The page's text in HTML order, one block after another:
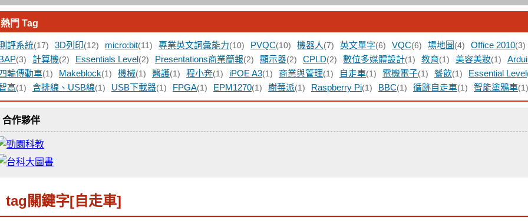
門 Tag
評系統(17) 3D列印(12) micro:bit(11) 專業英文詞彙能力(10) PVQC(10) 機器人(7) 英文單字(6) VQC(6) 場地圖 (4) Office 2010(3)
(3) 計算機(2) Essentials Level(2) Presentations商業簡報(2) 顯示器(2) CPLD(2) 數位多媒體設計(1) 教育(1) 美容美妝(1)
輪傳動車(1) Makeblock(1) 機械(1) 醫護(1) 程小奔(1) iPOE A3(1) 商業與管理(1) 自走車(1) 電機電子(1) 餐飲(1) Essential Level
高(1) 含排線、USB線(1) USB下載器(1) FPGA(1) EPM1270(1) 樹莓派(1) Raspberry Pi(1) BBC(1) 循跡自走車(1) 智能塗鴉車(1)
合作夥伴
tag關鍵字[自走車]